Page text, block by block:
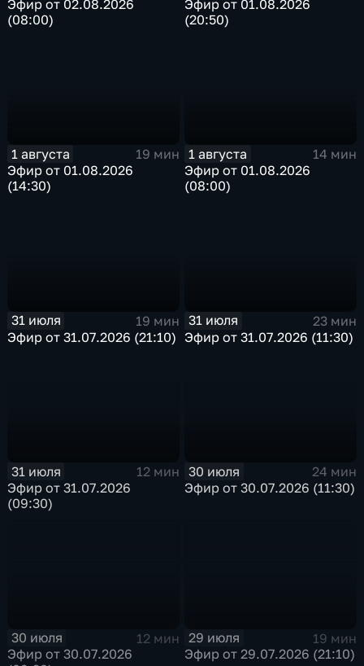
Эфир от 02.08.2026
(08:00)
Эфир от 01.08.2026
(20:50)
1 августа
19 мин
Эфир от 01.08.2026
(14:30)
1 августа
14 мин
Эфир от 01.08.2026
(08:00)
31 июля
19 мин
Эфир от 31.07.2026 (21:10)
31 июля
23 мин
Эфир от 31.07.2026 (11:30)
31 июля
12 мин
Эфир от 31.07.2026
(09:30)
30 июля
24 мин
Эфир от 30.07.2026 (11:30)
30 июля
12 мин
Эфир от 30.07.2026
29 июля
19 мин
Эфир от 29.07.2026 (21:10)